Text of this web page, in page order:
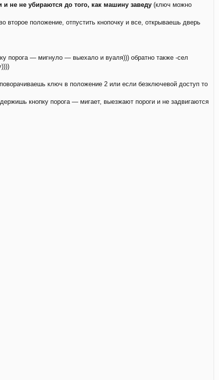
и не не убираются до того, как машину заведу (ключ можно
положение, отпустить кнопочку и все, открываешь дверь
порога — мигнуло — выехало и вуаля))) обратно также -сел
ключ в положение 2 или если безключевой доступ то
кнопку порога — мигает, выезжают пороги и не задвигаются